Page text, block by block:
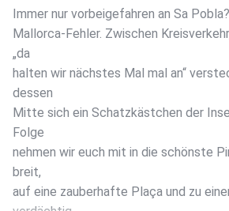
Immer nur vorbeigefahren an Sa
Mallorca-Fehler. Zwischen
„da
halten wir nächstes Mal mal an“
dessen
Mitte sich ein Schatzkästchen der
Folge
nehmen wir euch mit in die schönste
breit,
auf eine zauberhafte Plaça und zu